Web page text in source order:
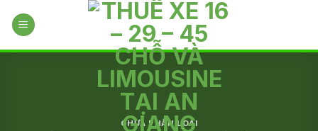
CHƯA PHÂN LOẠI